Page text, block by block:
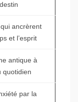
ancrèrent
et l’esprit
antique à
quotidien
par la